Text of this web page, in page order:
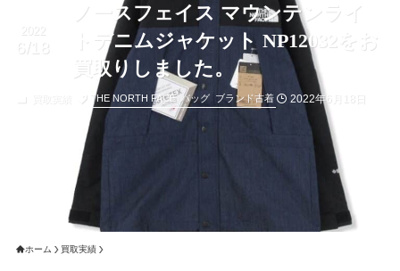
ノースフェイス マウンテンライ
トデニムジャケット NP12032をお
買取りしました。
2022
6/18
THE NORTH FACE バッグ ブランド古着 2022年6月18日
ホーム 買取実績